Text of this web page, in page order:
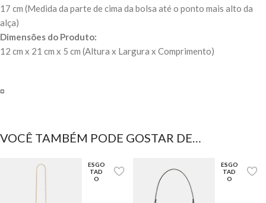
17 cm (Medida da parte de cima da bolsa até o ponto mais alto da
alça)
Dimensões do Produto:
12 cm x 21 cm x 5 cm (Altura x Largura x Comprimento)
▫️
VOCÊ TAMBÉM PODE GOSTAR DE…
ESGO
TAD
O
ESGO
TAD
O